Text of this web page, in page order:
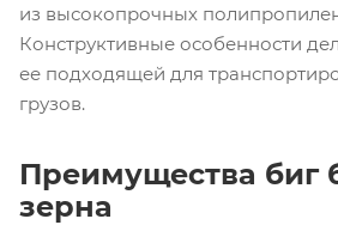
из высокопрочных
Конструктивные особенности
ее подходящей для
грузов.
Преимущества биг
зерна